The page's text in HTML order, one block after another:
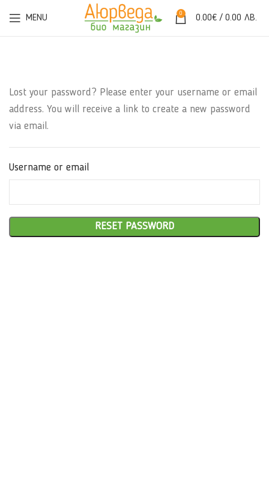
MENU 0 0.00€ / 0.00 ЛВ.
Lost your password? Please enter your username or email
address. You will receive a link to create a new password
via email.
Username or email
RESET PASSWORD